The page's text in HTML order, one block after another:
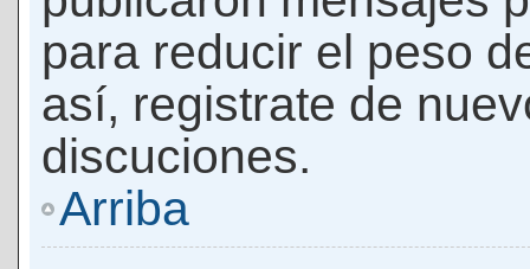
para reducir el peso
así, registrate de
discuciones.
Arriba